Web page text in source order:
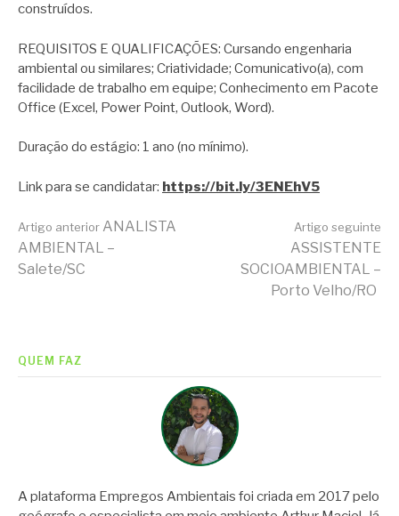
construídos.
REQUISITOS E QUALIFICAÇÕES: Cursando engenharia
ambiental ou similares; Criatividade; Comunicativo(a), com
facilidade de trabalho em equipe; Conhecimento em Pacote
Office (Excel, Power Point, Outlook, Word).
Duração do estágio: 1 ano (no mínimo).
Link para se candidatar: https://bit.ly/3ENEhV5
Continue
Artigo anterior ANALISTA
AMBIENTAL –
Salete/SC
Artigo seguinte
ASSISTENTE
SOCIOAMBIENTAL –
Porto Velho/RO
QUEM FAZ
A plataforma Empregos Ambientais foi criada em 2017 pelo